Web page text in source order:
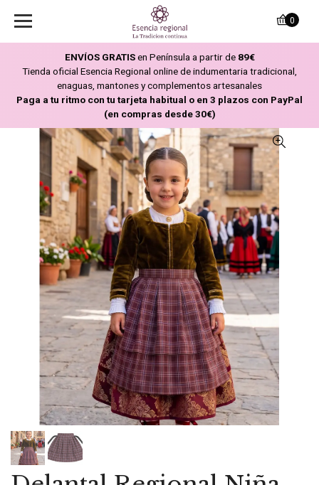
ENVÍOS GRATISen Península a partir de 89€
Tienda oficial Esencia Regional online de indumentaria tradicional,
enaguas, mantones y complementos artesanales
Paga a tu ritmo con tu tarjeta habitual o en 3 plazos con PayPal
(en compras desde 30€)
0